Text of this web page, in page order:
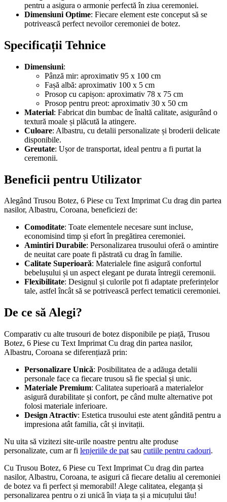
pentru a asigura o armonie perfectă în ziua ceremoniei.
Dimensiuni Optime: Fiecare element este conceput să se
potrivească perfect nevoilor ceremoniei de botez.
Specificații Tehnice
Dimensiuni:
Pânză mir: aproximativ 95 x 100 cm
Fașă albă: aproximativ 100 x 5 cm
Prosop cu capișon: aproximativ 78 x 75 cm
Prosop pentru preot: aproximativ 30 x 50 cm
Material: Fabricat din bumbac de înaltă calitate, asigurând o
textură moale și plăcută la atingere.
Culoare: Albastru, cu detalii personalizate și broderii delicate
disponibile.
Greutate: Ușor de transportat, ideal pentru a fi purtat la
ceremonii.
Beneficii pentru Utilizator
Alegând Trusou Botez, 6 Piese cu Text Imprimat Cu drag din partea
nasilor, Albastru, Coroana, beneficiezi de:
Comoditate: Toate elementele necesare sunt incluse,
economisind timp și efort în pregătirea ceremoniei.
Amintiri Durabile: Personalizarea trusoului oferă o amintire
de neuitat care poate fi păstrată cu drag în familie.
Calitate Superioară: Materialele fine asigură confortul
bebelușului și un aspect elegant pe durata întregii ceremonii.
Flexibilitate: Designul și culorile pot fi adaptate preferințelor
tale, astfel încât să se potrivească perfect tematicii ceremoniei.
De ce să Alegi?
Comparativ cu alte trusouri de botez disponibile pe piață, Trusou
Botez, 6 Piese cu Text Imprimat Cu drag din partea nasilor,
Albastru, Coroana se diferențiază prin:
Personalizare Unică: Posibilitatea de a adăuga detalii
personale face ca fiecare trusou să fie special și unic.
Materiale Premium: Calitatea superioară a materialelor
asigură durabilitate și confort, pe când multe alternative pot
folosi materiale inferioare.
Design Atractiv: Estetica trusoului este atent gândită pentru a
impresiona atât familia, cât și invitații.
Nu uita să vizitezi site-urile noastre pentru alte produse
personalizate, cum ar fi lenjeriile de pat sau cutiile pentru cadouri.
Cu Trusou Botez, 6 Piese cu Text Imprimat Cu drag din partea
nasilor, Albastru, Coroana, te asiguri că fiecare detaliu al ceremoniei
de botez va fi perfect și memorabil! Alege calitatea, eleganța și
personalizarea pentru o zi unică în viața ta și a micuțului tău!